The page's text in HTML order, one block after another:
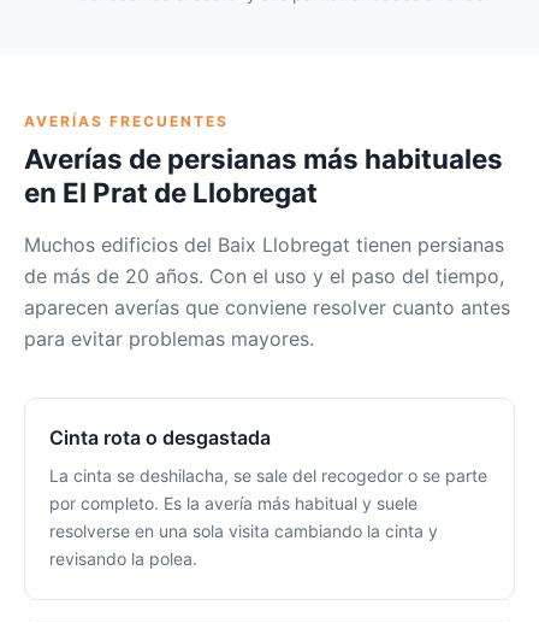
AVERÍAS FRECUENTES
Averías de persianas más habituales
en El Prat de Llobregat
Muchos edificios del Baix Llobregat tienen persianas
de más de 20 años. Con el uso y el paso del tiempo,
aparecen averías que conviene resolver cuanto antes
para evitar problemas mayores.
Cinta rota o desgastada
La cinta se deshilacha, se sale del recogedor o se parte
por completo. Es la avería más habitual y suele
resolverse en una sola visita cambiando la cinta y
revisando la polea.